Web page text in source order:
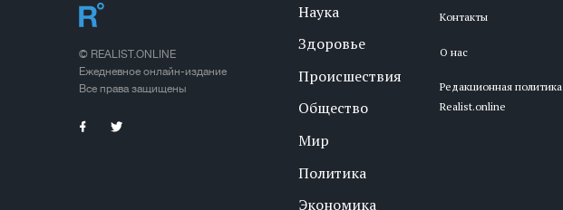
© REALIST.ONLINE
Ежедневное онлайн-издание
Все права защищены
Наука
Здоровье
Происшествия
Общество
Мир
Политика
Экономика
Контакты
О нас
Редакционная политика
Realist.online